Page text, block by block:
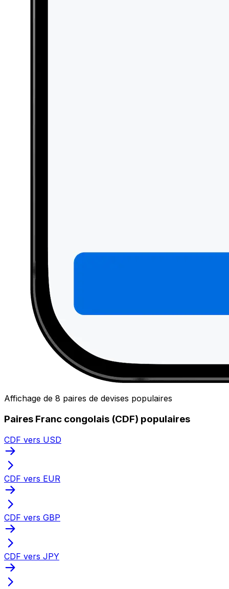
Affichage de 8 paires de devises populaires
Paires Franc congolais (CDF) populaires
CDF vers USD
CDF vers EUR
CDF vers GBP
CDF vers JPY